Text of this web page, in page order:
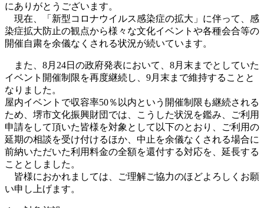
にありがとうございます。
現在、「新型コロナウイルス感染症の拡大」に伴って、感
染症拡大防止の観点から様々な文化イベントや各種会合等の
開催自粛を余儀なくされる状況が続いています。
また、8月24日の政府発表において、8月末までとしていた
イベント開催制限を再度継続し、9月末まで維持することと
なりました。
屋内イベントで収容率50％以内という開催制限も継続される
ため、堺市文化振興財団では、こうした状況を鑑み、ご利用
申請をして頂いた皆様を対象として以下のとおり、ご利用の
延期の相談を受け付けるほか、中止を余儀なくされる場合に
前納いただいた利用料金の全額を還付する対応を、延長する
こととしました。
皆様におかれましては、ご理解ご協力のほどよろしくお願
い申し上げます。